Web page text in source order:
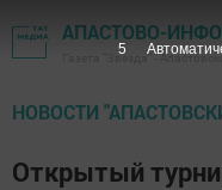
АПАСТОВО-
Газета "Звезда" -
НОВОСТИ
Открытый
4